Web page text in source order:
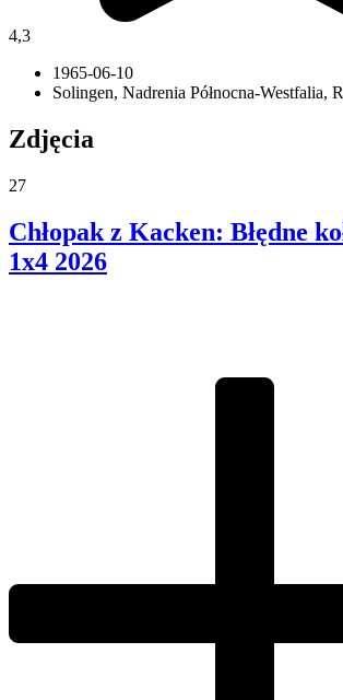
4,3
1965-06-10
Solingen, Nadrenia Północna-Westfalia,
Zdjęcia
27
Chłopak z Kacken: Błędne
1x4 2026